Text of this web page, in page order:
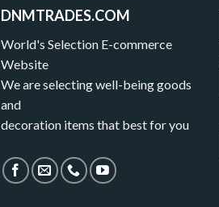
DNMTRADES.COM
World's Selection E-commerce
Website
We are selecting well-being goods
and
decoration items that best for you